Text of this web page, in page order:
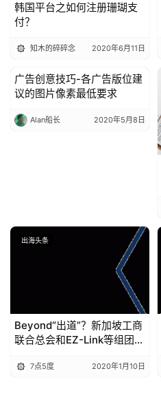
韩国平台之如何注册珊瑚支
付？
知木的碎碎念 2020年6月11日
出海头条
广告创意技巧-各广告版位建
议的图片像素最低要求
Alan船长 2020年5月8日
出海头条
Beyond“出道”？新加坡工商
联合总会和EZ-Link等组团申
7点5度 2020年1月10日